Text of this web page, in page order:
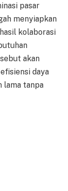
pasar
menyiapkan
kolaborasi
akan
daya
lama tanpa